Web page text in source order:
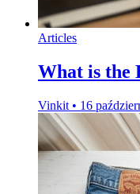
Articles
What is the
Vinkit • 16